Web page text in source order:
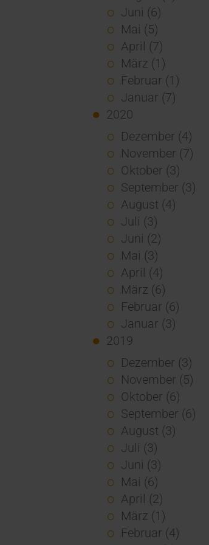
Juni (6)
Mai (5)
April (7)
März (1)
Februar (1)
Januar (7)
2020
Dezember (4)
November (7)
Oktober (3)
September (3)
August (4)
Juli (3)
Juni (2)
Mai (3)
April (4)
März (6)
Februar (6)
Januar (3)
2019
Dezember (3)
November (5)
Oktober (6)
September (6)
August (3)
Juli (3)
Juni (3)
Mai (6)
April (2)
März (1)
Februar (4)